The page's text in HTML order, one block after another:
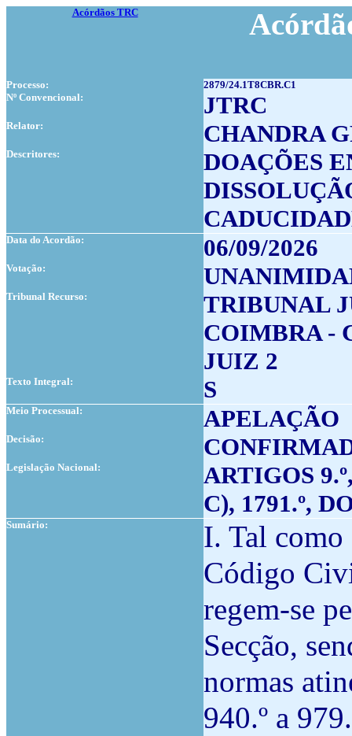
Acórdãos TRC
Processo:
2879/24.1T8CBR.C1
Nº Convencional:
JTRC
Relator: CHANDRA
Descritores:
DOAÇÕES
Data do Acordão: 06/09/2026
Votação:
Tribunal Recurso:
TRIBUNAL
COIMBRA -
JUIZ 2
Texto Integral: S
Meio Processual: APELAÇÃO
Decisão:
Legislação Nacional:
ARTIGOS
C), 1791.º,
Sumário:
I. Tal como
Código
regem-se
Secção,
normas
940.º a